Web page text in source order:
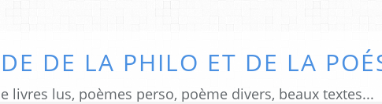
DE LA PHILO ET DE LA
livres lus, poèmes perso, poème divers, beaux textes...